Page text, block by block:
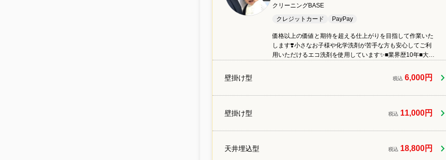
クリーニングBASE
クレジットカード
PayPay
価格以上の価値と期待を超える仕上がりを目指して作業いた
します❣️小さなお子様や化学洗剤が苦手な方も安心してご利
用いただけるエコ洗剤を使用しています✨■業界歴10年■大手
無料アフターサポートあり安心のプロスタッフが、養生から
分解、洗浄、仕上げ、アフターフォローまで責任を持って丁
壁掛け型 税込 6,000円
壁掛け型 税込 11,000円
天井埋込型 税込 18,800円